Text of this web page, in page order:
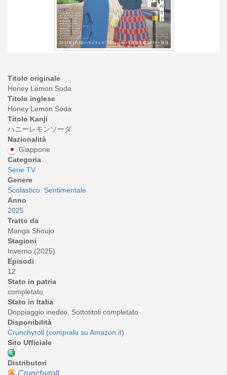
Titolo originale
Honey Lemon Soda
Titolo inglese
Honey Lemon Soda
Titolo Kanji
ハニーレモンソーダ
Nazionalità
Giappone
Categoria
Serie TV
Genere
Scolastico Sentimentale
Anno
2025
Tratto da
Manga Shoujo
Stagioni
Inverno (2025)
Episodi
12
Stato in patria
completato
Stato in Italia
Doppiaggio inedito, Sottotitoli completato
Disponibilità
Crunchyroll (compralo su Amazon.it)
Sito Ufficiale
Distributori
Crunchyroll